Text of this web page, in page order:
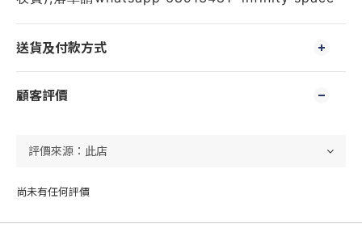
送貨及付款方式
顧客評價
尚未有任何評價